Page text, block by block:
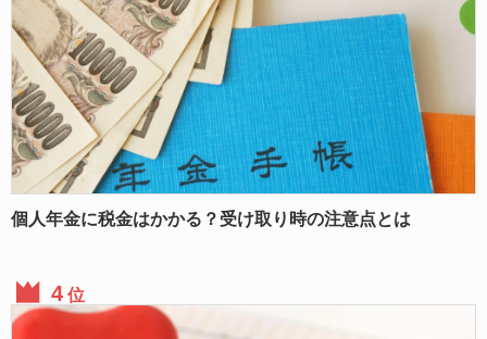
個人年金に税金はかかる？受け取り時の注意点とは
位